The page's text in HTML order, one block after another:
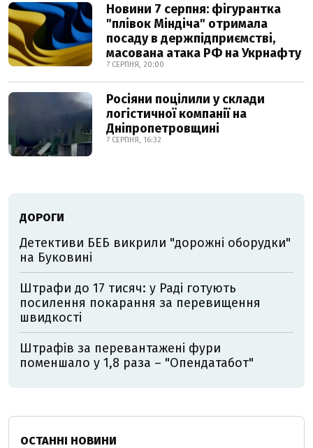
Новини 7 серпня: фігурантка
"плівок Міндіча" отримала
посаду в держпідприємстві,
масована атака РФ на Укрнафту
7 СЕРПНЯ, 20:00
Росіяни поцілили у склади
логістичної компанії на
Дніпропетровщині
7 СЕРПНЯ, 16:32
ДОРОГИ
Детективи БЕБ викрили "дорожні оборудки"
на Буковині
Штрафи до 17 тисяч: у Раді готують
посилення покарання за перевищення
швидкості
Штрафів за перевантажені фури
поменшало у 1,8 раза – "Опендатабот"
ОСТАННІ НОВИНИ